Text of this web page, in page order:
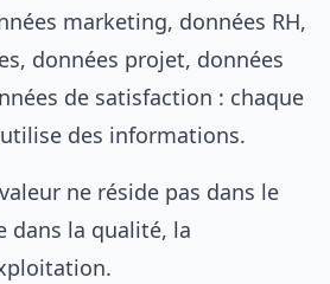
marketing, données RH,
données projet, données
de satisfaction : chaque
des informations.
ne réside pas dans le
dans la qualité, la